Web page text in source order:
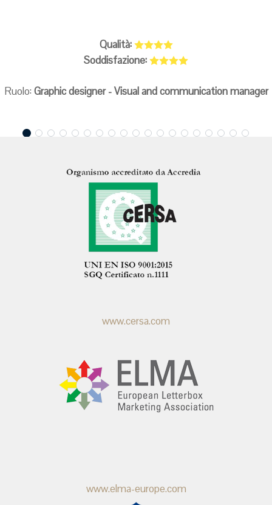
Qualità:
Soddisfazione:
Ruolo: Graphic designer - Visual and communication manager
www.cersa.com
www.elma-europe.com